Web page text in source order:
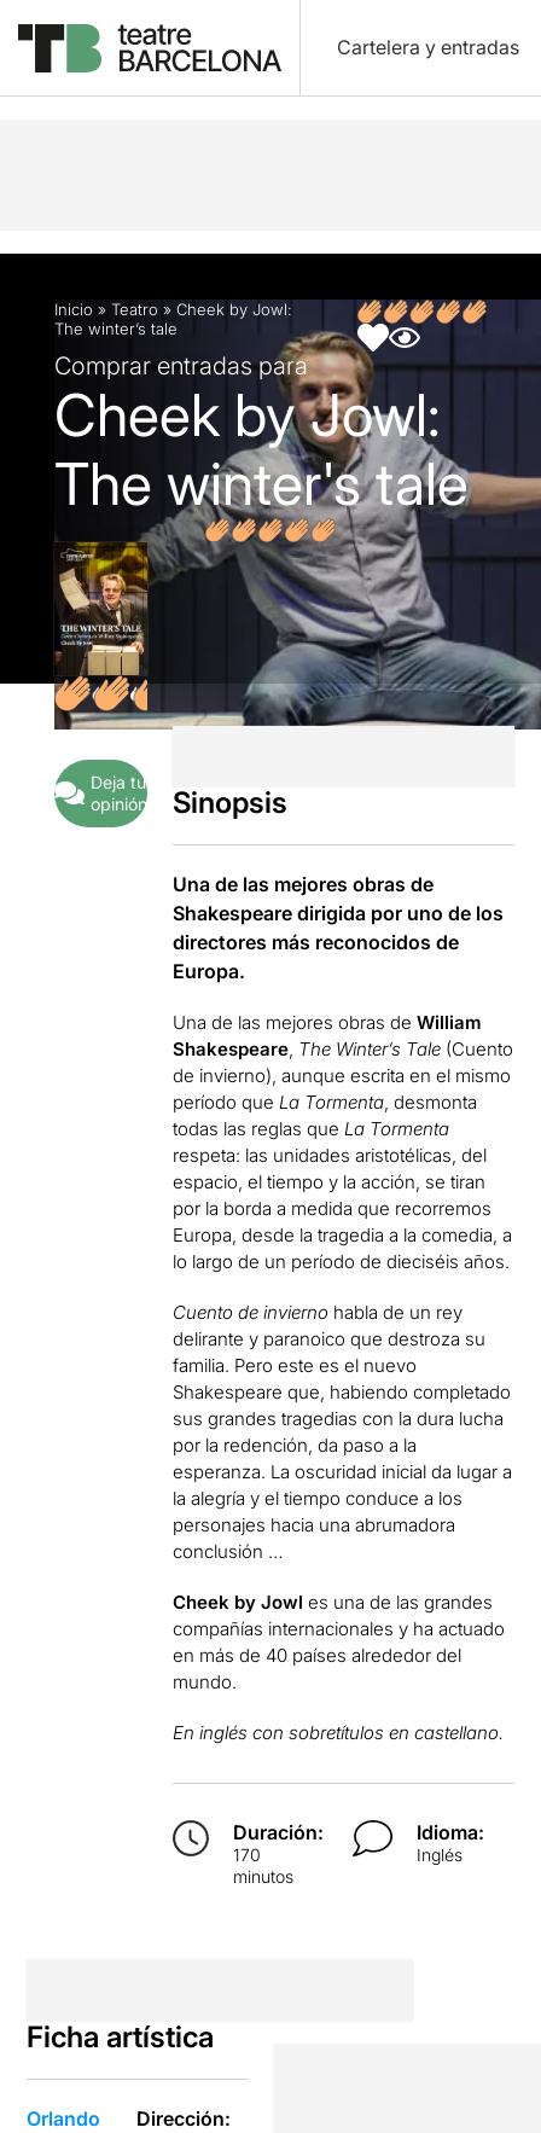
Cartelera y entradas
Descripción Ficha artística Artículos
Inicio » Teatro » Cheek by Jowl:
The winter’s tale
Comprar entradas para
Cheek by Jowl:
The winter's tale
Deja tu
opinión
Sinopsis
Una de las mejores obras de
Shakespeare dirigida por uno de los
directores más reconocidos de
Europa.
Una de las mejores obras deWilliam
Shakespeare The Winter’s Tale (Cuento
de invierno), aunque escrita en el mismo
período que La Tormenta , desmonta
todas las reglas que La Tormenta
respeta: las unidades aristotélicas, del
espacio, el tiempo y la acción, se tiran
por la borda a medida que recorremos
Europa, desde la tragedia a la comedia, a
lo largo de un período de dieciséis años.
Cuento de invierno habla de un rey
delirante y paranoico que destroza su
familia. Pero este es el nuevo
Shakespeare que, habiendo completado
sus grandes tragedias con la dura lucha
por la redención, da paso a la
esperanza. La oscuridad inicial da lugar a
la alegría y el tiempo conduce a los
personajes hacia una abrumadora
conclusión …
Cheek by Jowl es una de las grandes
compañías internacionales y ha actuado
en más de 40 países alrededor del
mundo.
En inglés con sobretítulos en castellano.
Duración:
170
minutos
Idioma:
Inglés
Ficha artística
Orlando
Dirección: